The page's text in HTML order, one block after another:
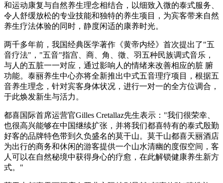
和运动康复与自然养生理念相结合，以细致入微的泰式服务、
令人舒缓放松的专业技能和独特的养生项目，为宾客带来自然
养生疗法体验的同时，静度闲适的康养时光。
两千多年前，我国经典医学著作《黄帝内经》首次提出了"五
音疗法"，"五音"指宫、商、角、徵、羽五种民族调式音乐，
与人的五脏一一对应，通过影响人的情绪来改善相应的脏 腑
功能。泰丽养生中心亦将全新推出中式五音理疗项目，根据五
音养生理念，针对宾客身体状况，进行一对一的全方位调合，
于此焕发新生与活力。
都喜国际首席运营官Gilles Cretallaz先生表示："我们很荣幸、
也很高兴能够在中国继续扩张，并将我们都喜特有的泰式殷勤
好客的品牌特色带到久负盛名的莫干山。莫干山都喜天丽酒店
为出行的商务和休闲的游客提供一个山水清幽的度假空间，客
人可以在自然秘境中获得身心的疗愈，在此解锁健康养生新方
式。"